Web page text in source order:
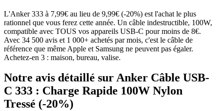
L'Anker 333 à 7,99€ au lieu de 9,99€ (-20%) est l'achat le plus
rationnel que vous ferez cette année. Un câble indestructible, 100W,
compatible avec TOUS vos appareils USB-C pour moins de 8€.
Avec 34 500 avis et 1 000+ achetés par mois, c'est le câble de
référence que même Apple et Samsung ne peuvent pas égaler.
Achetez-en 3 : maison, bureau, valise.
Notre avis détaillé surAnker Câble USB-
C 333 : Charge Rapide 100W Nylon
Tressé (-20%)